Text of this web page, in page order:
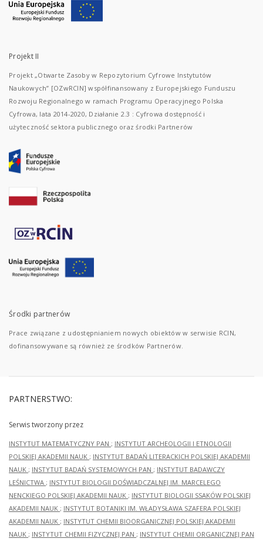
Projekt II
Projekt „Otwarte Zasoby w Repozytorium Cyfrowe Instytutów
Naukowych” [OZwRCIN] współfinansowany z Europejskiego Funduszu
Rozwoju Regionalnego w ramach Programu Operacyjnego Polska
Cyfrowa, lata 2014-2020, Działanie 2.3 : Cyfrowa dostępność i
użyteczność sektora publicznego oraz środki Partnerów
Środki partnerów
Prace związane z udostępnianiem nowych obiektów w serwisie RCIN,
dofinansowywane są również ze środków Partnerów.
PARTNERSTWO:
Serwis tworzony przez
INSTYTUT MATEMATYCZNY PAN ; INSTYTUT ARCHEOLOGII I ETNOLOGII
POLSKIEJ AKADEMII NAUK ; INSTYTUT BADAŃ LITERACKICH POLSKIEJ AKADEMII
NAUK ; INSTYTUT BADAŃ SYSTEMOWYCH PAN ; INSTYTUT BADAWCZY
LEŚNICTWA ; INSTYTUT BIOLOGII DOŚWIADCZALNEJ IM. MARCELEGO
NENCKIEGO POLSKIEJ AKADEMII NAUK ; INSTYTUT BIOLOGII SSAKÓW POLSKIEJ
AKADEMII NAUK ; INSTYTUT BOTANIKI IM. WŁADYSŁAWA SZAFERA POLSKIEJ
AKADEMII NAUK ; INSTYTUT CHEMII BIOORGANICZNEJ POLSKIEJ AKADEMII
NAUK ; INSTYTUT CHEMII FIZYCZNEJ PAN ; INSTYTUT CHEMII ORGANICZNEJ PAN